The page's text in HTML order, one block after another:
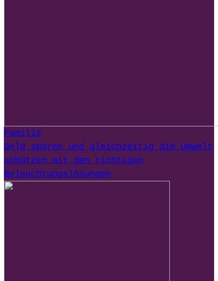
Familie
Geld sparen und gleichzeitig die Umwelt
schützen mit den richtigen
Beleuchtungslösungen